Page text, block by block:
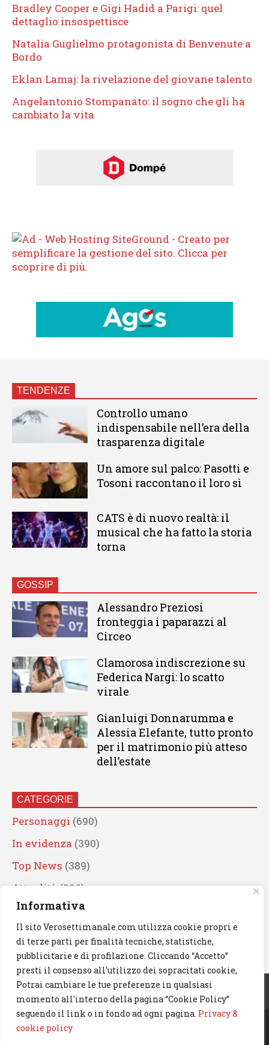
Informativa
Il sito Verosettimanale.com utilizza cookie propri e
di terze parti per finalità tecniche, statistiche,
pubblicitarie e di profilazione. Cliccando “Accetto”
presti il consenso all'utilizzo dei sopracitati cookie,
Potrai cambiare le tue preferenze in qualsiasi
momento all'interno della pagina “Cookie Policy”
seguendo il link o in fondo ad ogni pagina. Privacy &
cookie policy
Bradley Cooper e Gigi Hadid a Parigi: quel
dettaglio insospettisce
Natalia Guglielmo protagonista di Benvenute a
Bordo
Eklan Lamaj: la rivelazione del giovane talento
Angelantonio Stompanato: il sogno che gli ha
cambiato la vita
TENDENZE
Controllo umano
indispensabile nell’era della
trasparenza digitale
Un amore sul palco: Pasotti e
Tosoni raccontano il loro sì
CATS è di nuovo realtà: il
musical che ha fatto la storia
torna
GOSSIP
Alessandro Preziosi
fronteggia i paparazzi al
Circeo
Clamorosa indiscrezione su
Federica Nargi: lo scatto
virale
Gianluigi Donnarumma e
Alessia Elefante, tutto pronto
per il matrimonio più atteso
dell’estate
CATEGORIE
Personaggi (690)
In evidenza (390)
Top News (389)
Attualità (336)
Eventi(330)
Artisti (241)
News(239)
Cerca
© 2023 Verosettimanale.com. All rights reserved.